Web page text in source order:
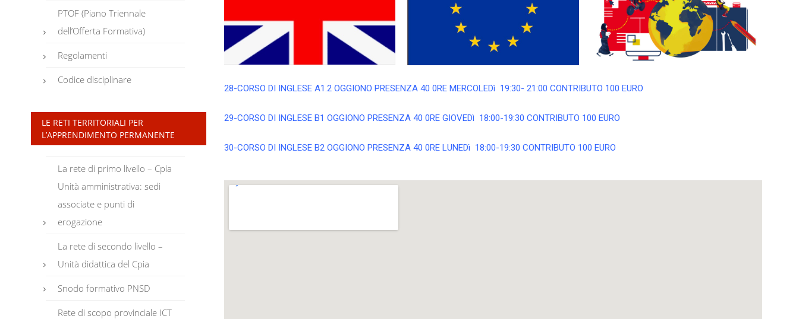
PTOF (Piano Triennale
dell’Offerta Formativa)
Regolamenti
Codice disciplinare
LE RETI TERRITORIALI PER
L’APPRENDIMENTO PERMANENTE
La rete di primo livello – Cpia
Unità amministrativa: sedi
associate e punti di
erogazione
La rete di secondo livello –
Unità didattica del Cpia
Snodo formativo PNSD
Rete di scopo provinciale ICT
28-CORSO DI INGLESE A1.2 OGGIONO PRESENZA 40 0RE MERCOLEDì 19:30- 21:00 CONTRIBUTO 100 EURO
29-CORSO DI INGLESE B1 OGGIONO PRESENZA 40 0RE GIOVEDì 18:00-19:30 CONTRIBUTO 100 EURO
30-CORSO DI INGLESE B2 OGGIONO PRESENZA 40 0RE LUNEDì 18:00-19:30 CONTRIBUTO 100 EURO